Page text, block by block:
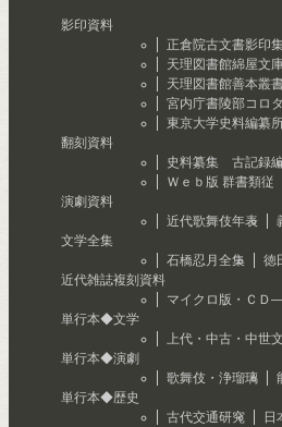
影印資料
正倉院古文書影印
天理図書館綿屋文
天理図書館善本叢
宮内庁書陵部コロ
東京大学史料編纂
翻刻資料
史料纂集 古記録
Ｗｅｂ版 群書類従
演劇資料
近代歌舞伎年表
文学全集
石橋忍月全集
徳
近代雑誌複刻資料
マイクロ版・ＣＤ
単行本◆文学
上代・中古・中世
単行本◆演劇
歌舞伎・浄瑠璃
単行本◆歴史
古代交通研究
日